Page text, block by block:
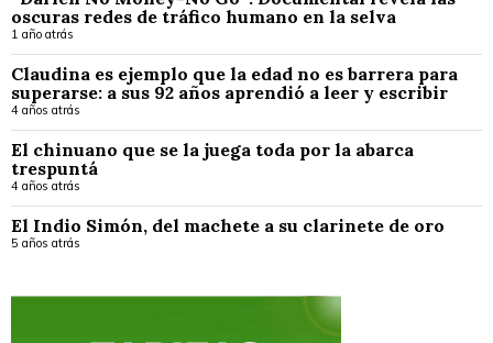
oscuras redes de tráfico humano en la selva
1 año atrás
Claudina es ejemplo que la edad no es barrera para
superarse: a sus 92 años aprendió a leer y escribir
4 años atrás
El chinuano que se la juega toda por la abarca
trespuntá
4 años atrás
El Indio Simón, del machete a su clarinete de oro
5 años atrás